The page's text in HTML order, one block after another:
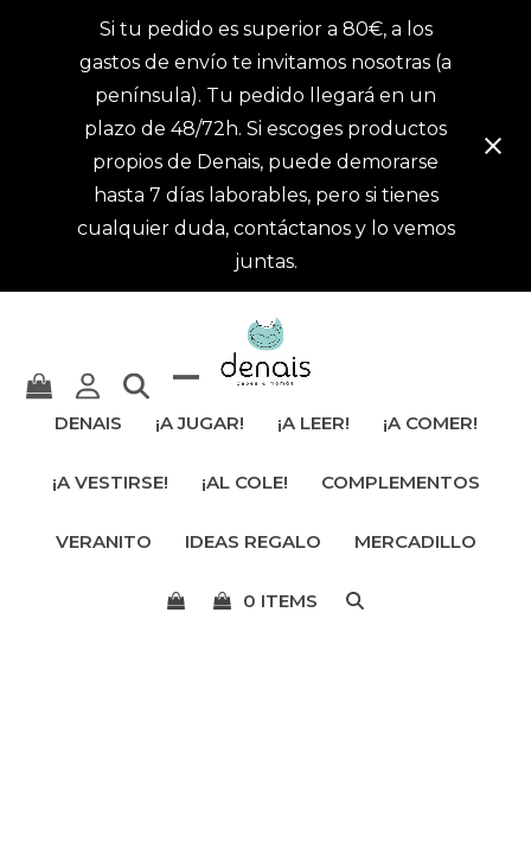
Si tu pedido es superior a 80€, a los
gastos de envío te invitamos nosotras (a
península). Tu pedido llegará en un
plazo de 48/72h. Si escoges productos
propios de Denais, puede demorarse
hasta 7 días laborables, pero si tienes
cualquier duda, contáctanos y lo vemos
juntas.
ocultar
menú
móvil
DENAIS ¡A JUGAR! ¡A LEER! ¡A COMER!
¡A VESTIRSE! ¡AL COLE! COMPLEMENTOS
VERANITO IDEAS REGALO MERCADILLO
0 ITEMS